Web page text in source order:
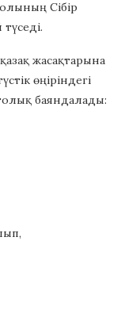
Сібір
жасақтарына
өңіріндегі
баяндалады: